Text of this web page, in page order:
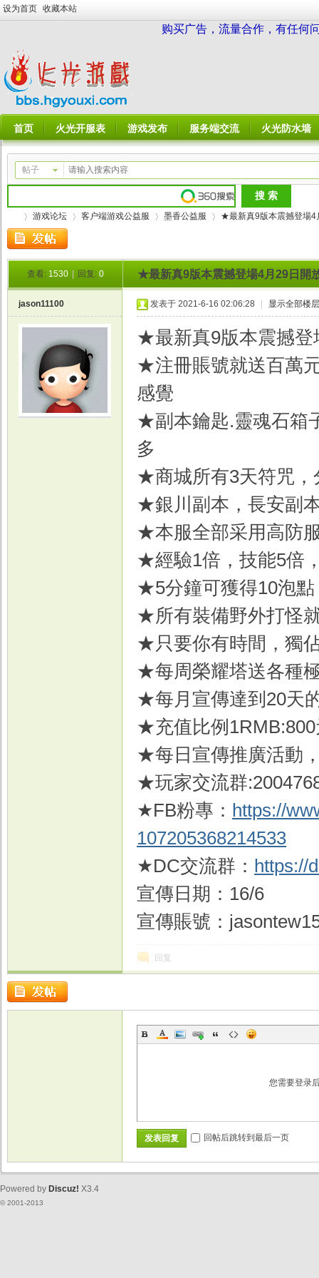
设为首页 收藏本站
购买广告，流量合作，有任何
首页 火光开服表 游戏发布 服务端交流 火光防水墙
帖子
游戏论坛
›
客户端游戏公益服
›
墨香公益服
›
★最新真9版本震撼登場
查看: 1530 回复: 0 ★最新真9版本震撼登場4月29日開
jason11100 发表于 2021-6-16 02:06:28 显示全部楼层
★最新真9版本震撼登
★注冊賬號就送百萬
感覺
★副本鑰匙.靈魂石箱
多
★商城所有3天符咒，
★銀川副本，長安副
★本服全部采用高防
★經驗1倍，技能5倍
★5分鐘可獲得10泡
★所有裝備野外打怪
★只要你有時間，獨
★每周榮耀塔送各種
★每月宣傳達到20天
★充值比例1RMB:800
★每日宣傳推廣活動
★玩家交流群
★FB粉專： https://
107205368214533
★DC交流群： https://
宣傳日期：16/6
宣傳賬號：
回复
您需要登录
发表回复 回帖后跳转到最后一页
Powered by Discuz! X3.4
© 2001-2013